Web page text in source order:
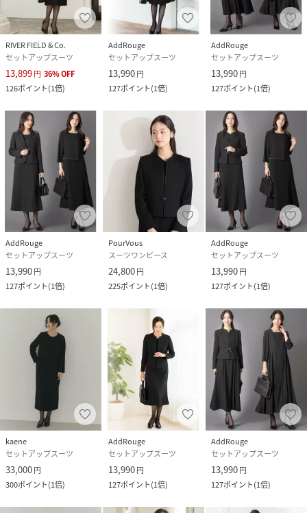
実際の商品と仕様、加工、サイズが若干異なる場合がござい
ます。
ブラック：162cmB78W59H84着用サイズ：38
性別タイプ レディース
素材
表地: ポリエステル90％、 ポリウレタン10％、
裏地: ポリエステル100％
サイズ
KD6747_317000204
317000204-19-36 KD6747
RIVER FIELD & Co.
セットアップスーツ
13,899円 36%OFF
126ポイント(1倍)
AddRouge
セットアップスーツ
13,990円
127ポイント(1倍)
AddRouge
セットアップスーツ
13,990円
127ポイント(1倍)
AddRouge
セットアップスーツ
13,990円
127ポイント(1倍)
PourVous
スーツワンピース
24,800円
225ポイント(1倍)
AddRouge
セットアップスーツ
13,990円
127ポイント(1倍)
kaene
セットアップスーツ
33,000円
300ポイント(1倍)
AddRouge
セットアップスーツ
13,990円
127ポイント(1倍)
AddRouge
セットアップスーツ
13,990円
127ポイント(1倍)